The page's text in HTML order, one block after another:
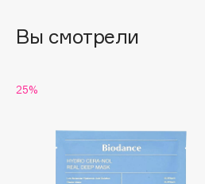
C
Carolina Herrera
Вы смотрели
25%